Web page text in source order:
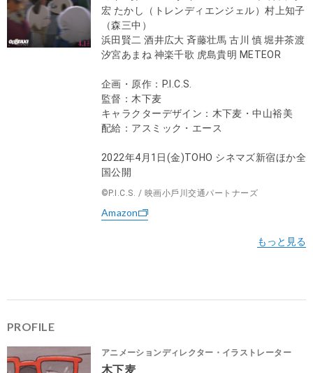
宏 たかし（トレンディエンジェル）村上知⼦
（森三中）
浜⽥賢⼆ 酒井広⼤ ⻫藤壮⾺ 古川 慎 堀井茶渡
汐宮あまね 神楽千歌 ⻁島貴明 METEOR
企画・原作：P.I.C.S.
監督：⽊下⻨
キャラクターデザイン：⽊下⻨・中⼭裕美
配給：アスミック・エース
2022年4月1日(金)TOHO シネマズ新宿ほか全
国公開
©P.I.C.S. / 映画⼩⼾川交通パートナーズ
Amazon
PROFILE
アニメーションディレクター・イラストレーター
木下麦